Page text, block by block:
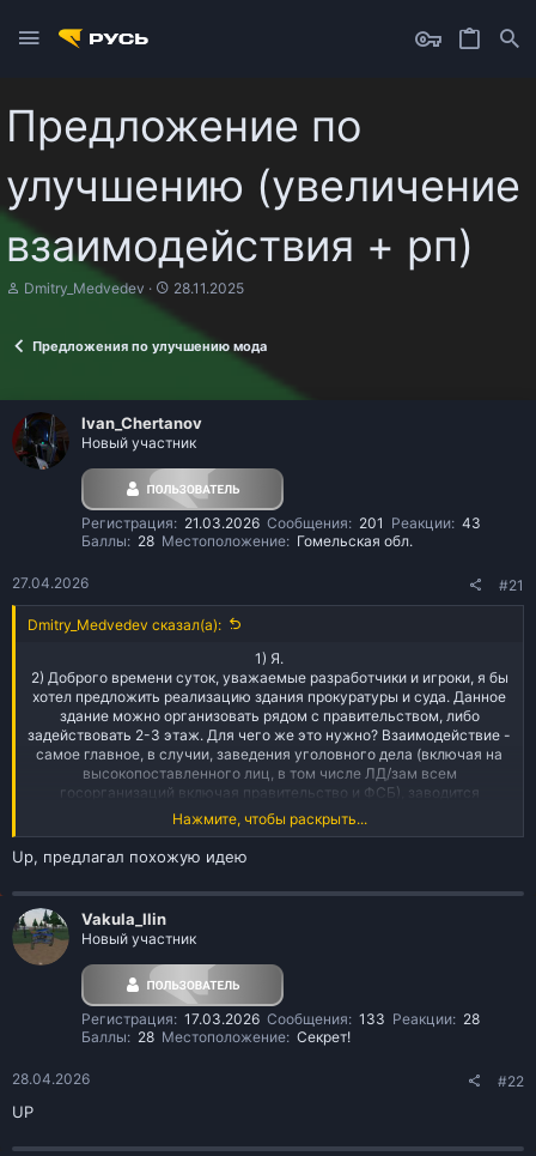
Предложение по
улучшению (увеличение
взаимодействия + рп)
А
е
м
ы
Dmitry_Medvedev
Д
т
а
ч
а
л
28.11.2025
Предложения по улучшению мода
Ivan_Chertanov
Новый участник
Регистрация 21.03.2026 Сообщения 201 Реакции 43
Баллы
28 Местоположение Гомельская обл.
27.04.2026 #21
Dmitry_Medvedev сказал(а):
1) Я.
2) Доброго времени суток, уважаемые разработчики и игроки, я бы
хотел предложить реализацию здания прокуратуры и суда. Данное
здание можно организовать рядом с правительством, либо
задействовать 2-3 этаж. Для чего же это нужно? Взаимодействие -
самое главное, в случии, заведения уголовного дела (включая на
высокопоставленного лиц, в том числе ЛД/зам всем
госорганизаций включая правительство и ФСБ), заводится
уголовное дело, прикладываются доказательства, после чего дело
направляется в прокуратуру, для предъявления обвинений, и
передачи дела в суд (либо просто на форуме подать заявку по
форме, сначало рассмотрит прокуратура, а потом суд). Это повысит
взаимодействие, и интерес к госорганизациям, да, сейчас
довольно большой актив там, но все равно имеются организации,
где актив меньше, возможно и рп составляющее может пойти в
верх. Прокуратура и суд - 2 отдельные организации (либо можно
вместе), Областной прокурор(Глава прокуратуры) и Глава
областного суда - будут назначаться следящей администрации
путем обзвона. Важно! Хотя-бы 1 раз быть на ЛД Пра-во/ФСБ
(отстоял полный срок или нет - не важно, главное, чтобы не был
снят за нарушения).
СНГ (можно только РФ, решение разработчиков). Это повысит
Нажмите, чтобы раскрыть...
Up, предлагал похожую идею
Vakula_Ilin
Новый участник
Регистрация 17.03.2026 Сообщения 133 Реакции
28
Баллы
28 Местоположение Секрет!
28.04.2026 #22
UP